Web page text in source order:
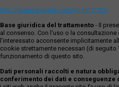
http://support.apple.com/kb/ph11920
Base giuridica del trattamento - Il
al consenso. Con l'uso o la
l’interessato acconsente implicitamente
cookie strettamente necessari (di seguito
funzionamento di questo sito.
Dati personali raccolti e natura
conferimento dei dati e conseguenze